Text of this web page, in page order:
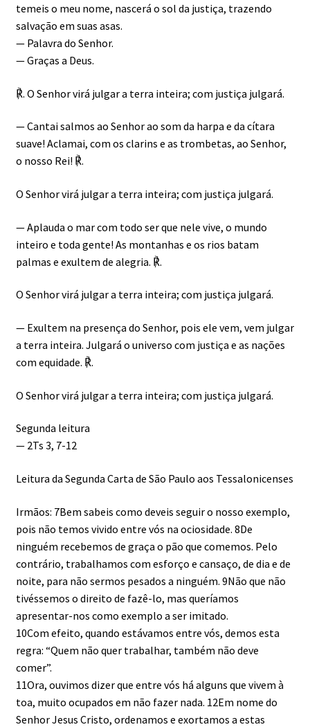
temeis o meu nome, nascerá o sol da justiça, trazendo
salvação em suas asas.
— Palavra do Senhor.
— Graças a Deus.
℟. O Senhor virá julgar a terra inteira; com justiça julgará.
— Cantai salmos ao Senhor ao som da harpa e da cítara
suave! Aclamai, com os clarins e as trombetas, ao Senhor,
o nosso Rei! ℟.
O Senhor virá julgar a terra inteira; com justiça julgará.
— Aplauda o mar com todo ser que nele vive, o mundo
inteiro e toda gente! As montanhas e os rios batam
palmas e exultem de alegria. ℟.
O Senhor virá julgar a terra inteira; com justiça julgará.
— Exultem na presença do Senhor, pois ele vem, vem julgar
a terra inteira. Julgará o universo com justiça e as nações
com equidade. ℟.
O Senhor virá julgar a terra inteira; com justiça julgará.
Segunda leitura
— 2Ts 3, 7-12
Leitura da Segunda Carta de São Paulo aos Tessalonicenses
Irmãos: 7Bem sabeis como deveis seguir o nosso exemplo,
pois não temos vivido entre vós na ociosidade. 8De
ninguém recebemos de graça o pão que comemos. Pelo
contrário, trabalhamos com esforço e cansaço, de dia e de
noite, para não sermos pesados a ninguém. 9Não que não
tivéssemos o direito de fazê-lo, mas queríamos
apresentar-nos como exemplo a ser imitado.
10Com efeito, quando estávamos entre vós, demos esta
regra: “Quem não quer trabalhar, também não deve
comer”.
11Ora, ouvimos dizer que entre vós há alguns que vivem à
toa, muito ocupados em não fazer nada. 12Em nome do
Senhor Jesus Cristo, ordenamos e exortamos a estas